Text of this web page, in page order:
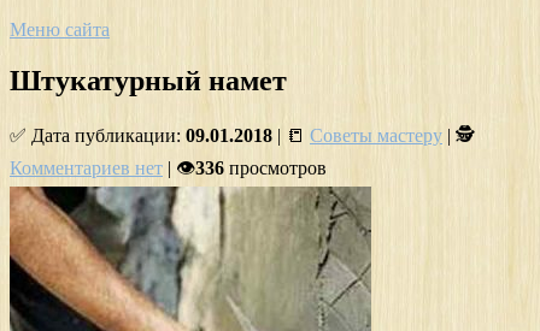
Меню сайта
Штукатурный намет
✅ Дата публикации: 09.01.2018 | 📒 Советы мастеру | 🕵
Комментариев нет | 👁336 просмотров